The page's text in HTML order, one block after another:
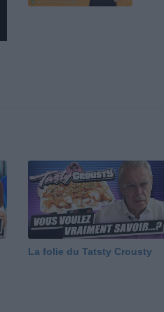
La folie du Tatsty Crousty